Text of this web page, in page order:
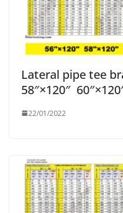
Lateral pipe tee
58″×120″
22/01/2022